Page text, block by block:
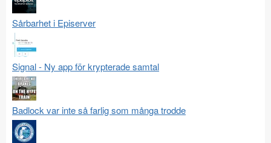
Sårbarhet i Episerver
Signal - Ny app för krypterade samtal
Badlock var inte så farlig som många trodde